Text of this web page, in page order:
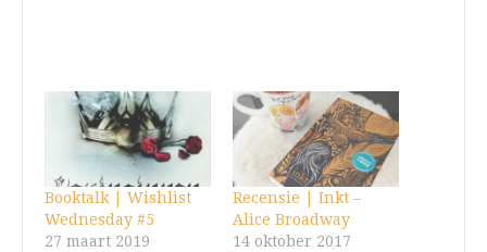
Booktalk | Wishlist
Wednesday #5
27 maart 2019
Recensie | Inkt –
Alice Broadway
14 oktober 2017